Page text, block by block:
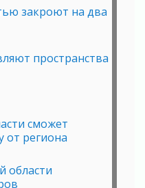
закроют на два
пространства
сможет
от региона
области